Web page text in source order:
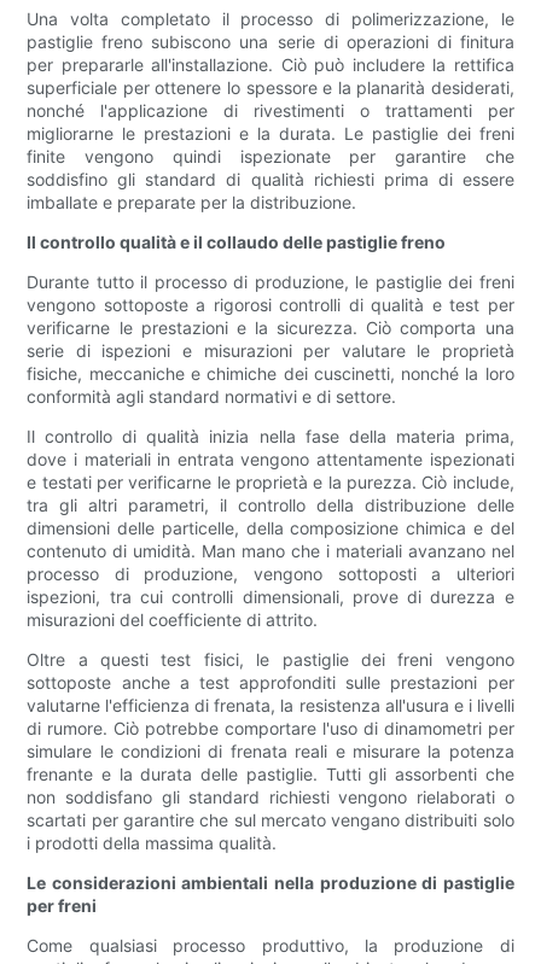
Una volta completato il processo di polimerizzazione, le
pastiglie freno subiscono una serie di operazioni di finitura
per prepararle all'installazione. Ciò può includere la rettifica
superficiale per ottenere lo spessore e la planarità desiderati,
nonché l'applicazione di rivestimenti o trattamenti per
migliorarne le prestazioni e la durata. Le pastiglie dei freni
finite vengono quindi ispezionate per garantire che
soddisfino gli standard di qualità richiesti prima di essere
imballate e preparate per la distribuzione.
Il controllo qualità e il collaudo delle pastiglie freno
Durante tutto il processo di produzione, le pastiglie dei freni
vengono sottoposte a rigorosi controlli di qualità e test per
verificarne le prestazioni e la sicurezza. Ciò comporta una
serie di ispezioni e misurazioni per valutare le proprietà
fisiche, meccaniche e chimiche dei cuscinetti, nonché la loro
conformità agli standard normativi e di settore.
Il controllo di qualità inizia nella fase della materia prima,
dove i materiali in entrata vengono attentamente ispezionati
e testati per verificarne le proprietà e la purezza. Ciò include,
tra gli altri parametri, il controllo della distribuzione delle
dimensioni delle particelle, della composizione chimica e del
contenuto di umidità. Man mano che i materiali avanzano nel
processo di produzione, vengono sottoposti a ulteriori
ispezioni, tra cui controlli dimensionali, prove di durezza e
misurazioni del coefficiente di attrito.
Oltre a questi test fisici, le pastiglie dei freni vengono
sottoposte anche a test approfonditi sulle prestazioni per
valutarne l'efficienza di frenata, la resistenza all'usura e i livelli
di rumore. Ciò potrebbe comportare l'uso di dinamometri per
simulare le condizioni di frenata reali e misurare la potenza
frenante e la durata delle pastiglie. Tutti gli assorbenti che
non soddisfano gli standard richiesti vengono rielaborati o
scartati per garantire che sul mercato vengano distribuiti solo
i prodotti della massima qualità.
Le considerazioni ambientali nella produzione di pastiglie
per freni
Come qualsiasi processo produttivo, la produzione di